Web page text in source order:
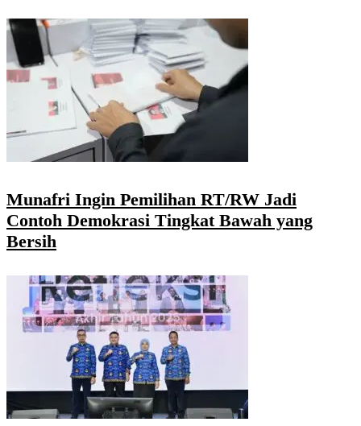
Munafri Ingin Pemilihan RT/RW Jadi
Contoh Demokrasi Tingkat Bawah yang
Bersih